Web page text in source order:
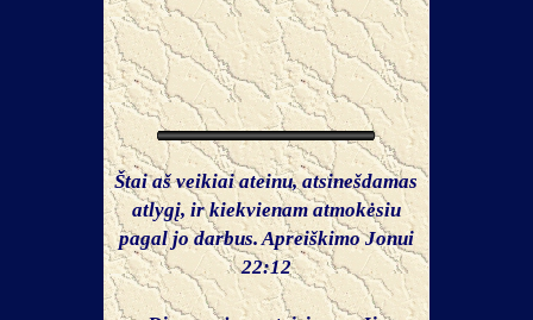
Štai aš veikiai ateinu, atsinešdamas
atlygį, ir kiekvienam atmokėsiu
pagal jo darbus. Apreiškimo Jonui
22:12